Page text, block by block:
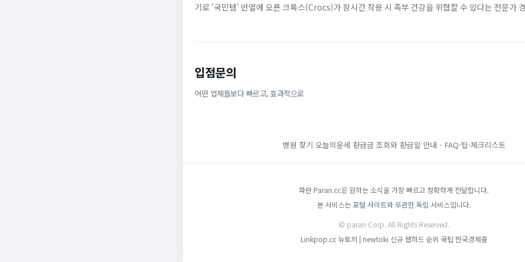
기로 '국민템' 반열에 오른 크록스(Crocs)가 장시간 착용 시 족부 건강을 위협할 수 있다는 전문가 경
입점문의
어떤 업체들보다 빠르고, 효과적으로
병원 찾기 오늘의운세 환급금 조회와 환급일 안내 - FAQ·팁·체크리스트
파란 Paran.cc은 원하는 소식을 가장 빠르고 정확하게 전달합니다.
본 서비스는 포털 사이트와 무관한 독립 서비스입니다.
© paran Corp. All Rights Reserved.
Linkpop.cc 뉴토끼 | newtoki 신규 웹하드 순위 쿡팁 한국경제줌